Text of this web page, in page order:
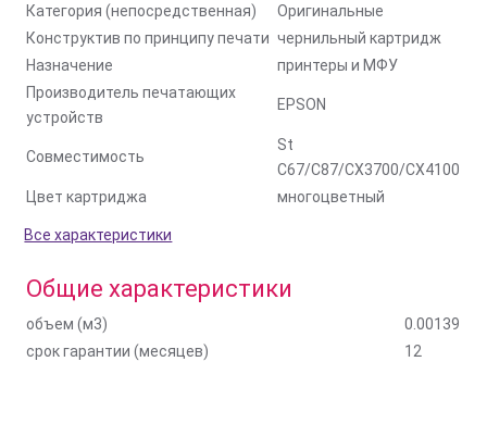
Категория (непосредственная)
Оригинальные
Конструктив по принципу печати чернильный картридж
Назначение
принтеры и МФУ
Производитель печатающих
устройств
EPSON
Совместимость
St
C67/C87/CX3700/CX4100
Цвет картриджа
многоцветный
Все характеристики
Общие характеристики
объем (м3)
0.00139
срок гарантии (месяцев)
12